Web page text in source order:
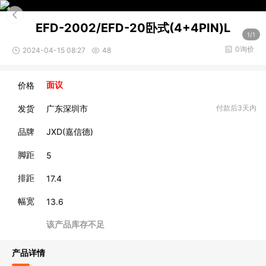
1/1
EFD-2002/EFD-20卧式(4+4PIN)L
2024-04-15 08:27 48 0询价
价格 面议
发货 广东深圳市 付款后3天内
品牌 JXD(嘉信德)
脚距 5
排距 17.4
幅宽 13.6
该产品库存不足
产品详情